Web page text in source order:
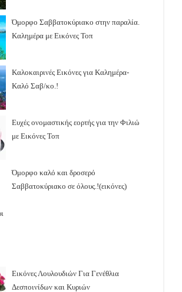
Όμορφο Σαββατοκύριακο στην παραλία.
Καλημέρα με Εικόνες Τοπ
Καλοκαιρινές Εικόνες για Καλημέρα-
Καλό Σαβ/κο.!
Ευχές ονομαστικής εορτής για την Φιλιώ
με Εικόνες Τοπ
Όμορφο καλό και δροσερό
Σαββατοκύριακο σε όλους.!(εικόνες)
Εικόνες Λουλουδιών Για Γενέθλια
Δεσποινίδων και Κυριών